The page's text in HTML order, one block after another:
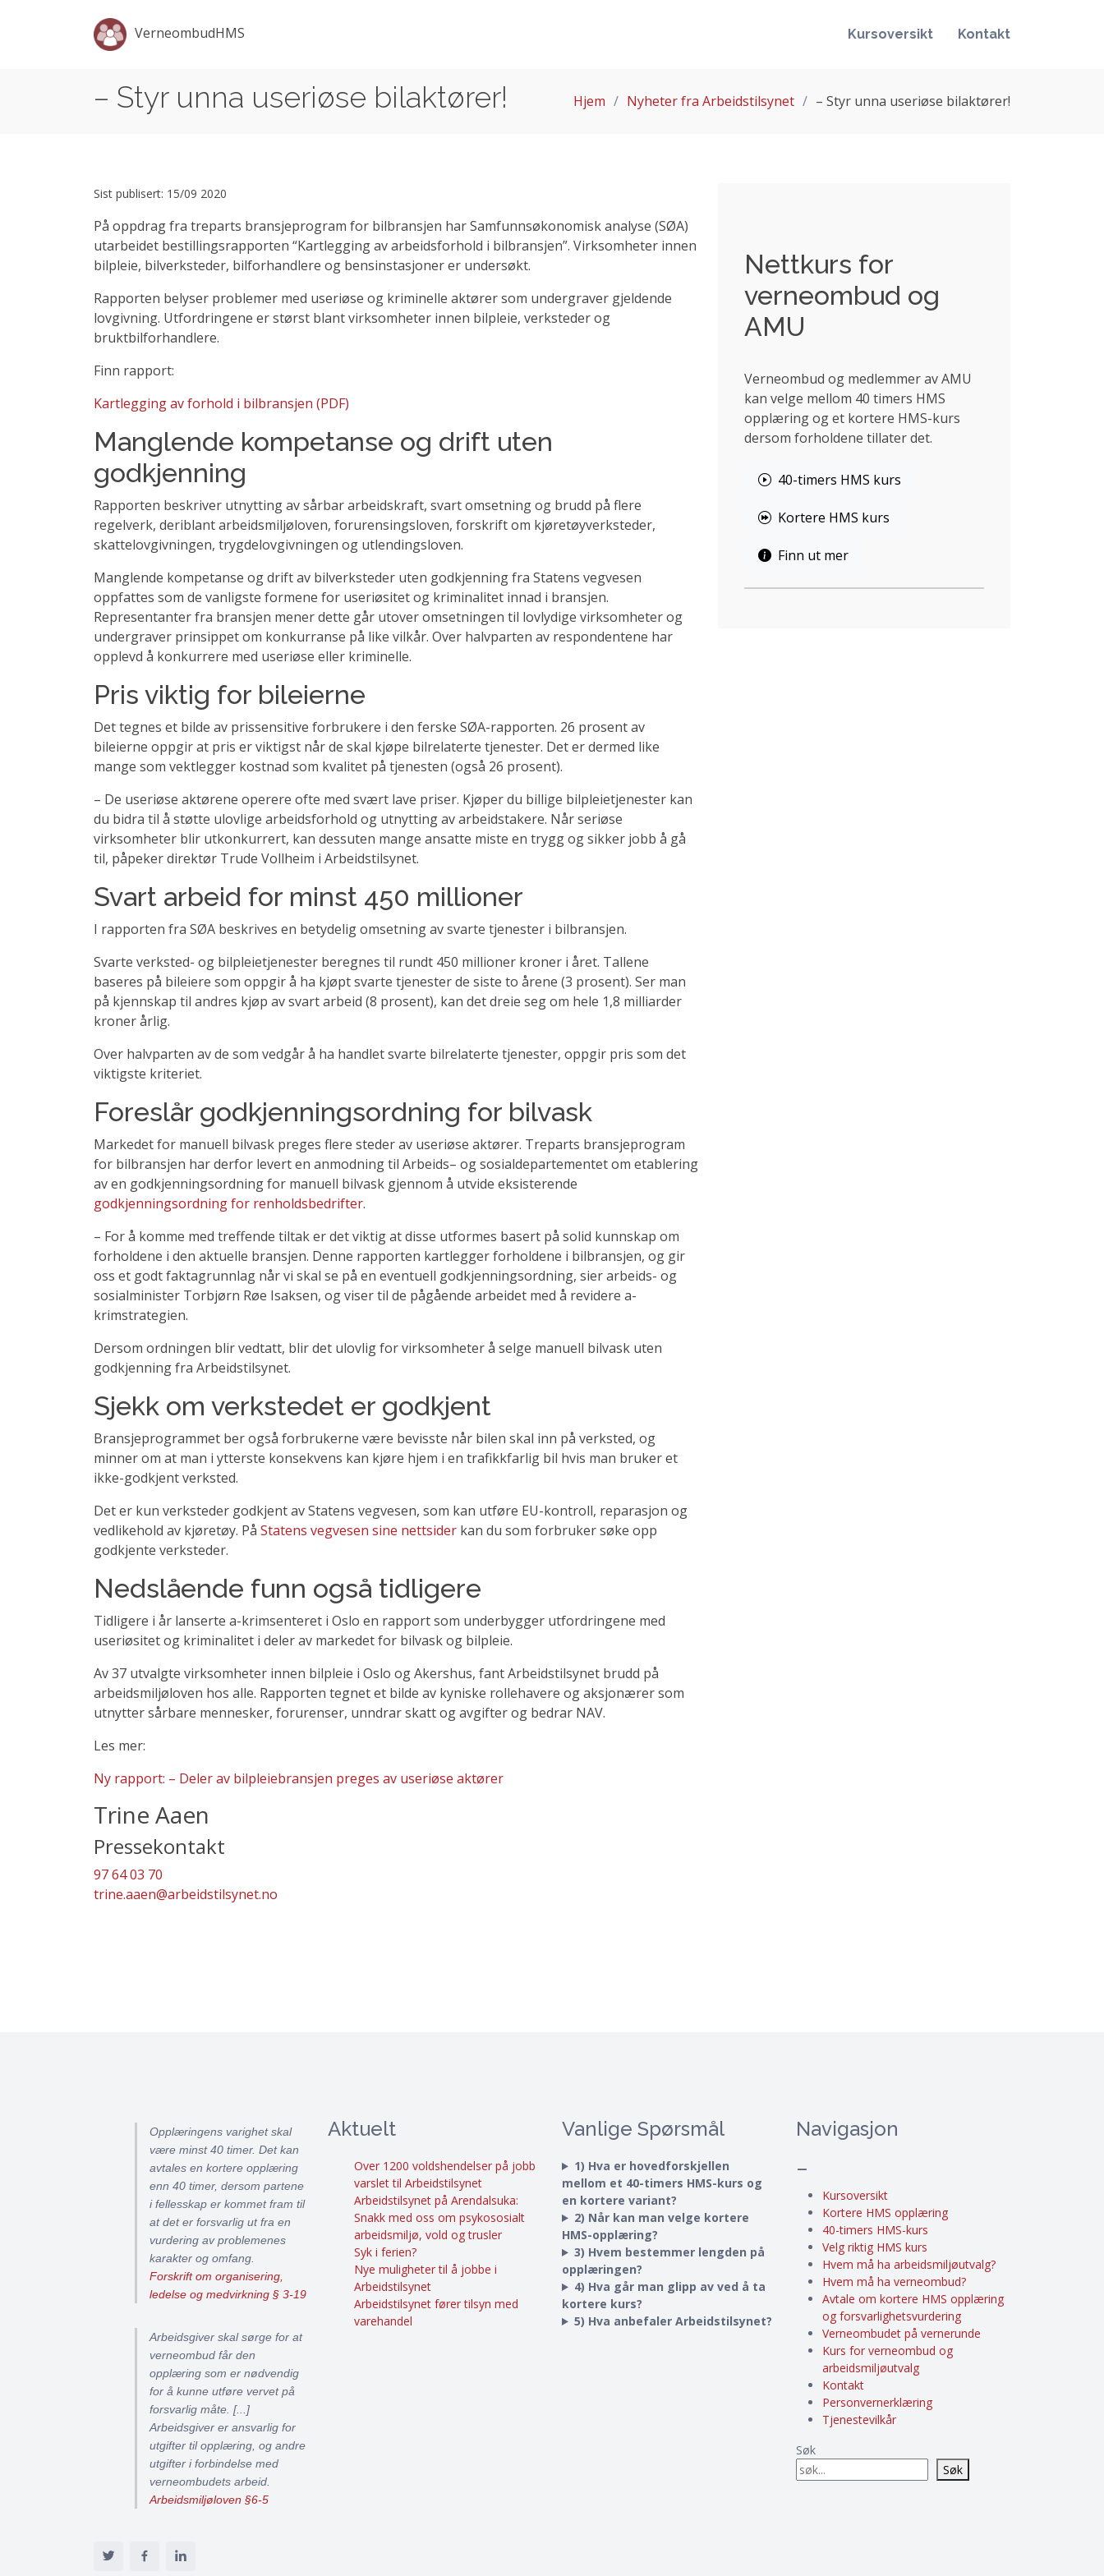
VerneombudHMS Kursoversikt Kontakt
– Styr unna useriøse bilaktører! Hjem Nyheter fra Arbeidstilsynet – Styr unna useriøse bilaktører!
Sist publisert: 15/09 2020
På oppdrag fra treparts bransjeprogram for bilbransjen har Samfunnsøkonomisk analyse (SØA)
utarbeidet bestillingsrapporten “Kartlegging av arbeidsforhold i bilbransjen”. Virksomheter innen
bilpleie, bilverksteder, bilforhandlere og bensinstasjoner er undersøkt.
Rapporten belyser problemer med useriøse og kriminelle aktører som undergraver gjeldende
lovgivning. Utfordringene er størst blant virksomheter innen bilpleie, verksteder og
bruktbilforhandlere.
Finn rapport:
Kartlegging av forhold i bilbransjen (PDF)
Manglende kompetanse og drift uten
godkjenning
Rapporten beskriver utnytting av sårbar arbeidskraft, svart omsetning og brudd på flere
regelverk, deriblant arbeidsmiljøloven, forurensingsloven, forskrift om kjøretøyverksteder,
skattelovgivningen, trygdelovgivningen og utlendingsloven.
Manglende kompetanse og drift av bilverksteder uten godkjenning fra Statens vegvesen
oppfattes som de vanligste formene for useriøsitet og kriminalitet innad i bransjen.
Representanter fra bransjen mener dette går utover omsetningen til lovlydige virksomheter og
undergraver prinsippet om konkurranse på like vilkår. Over halvparten av respondentene har
opplevd å konkurrere med useriøse eller kriminelle.
Pris viktig for bileierne
Det tegnes et bilde av prissensitive forbrukere i den ferske SØA-rapporten. 26 prosent av
bileierne oppgir at pris er viktigst når de skal kjøpe bilrelaterte tjenester. Det er dermed like
mange som vektlegger kostnad som kvalitet på tjenesten (også 26 prosent).
– De useriøse aktørene operere ofte med svært lave priser. Kjøper du billige bilpleietjenester kan
du bidra til å støtte ulovlige arbeidsforhold og utnytting av arbeidstakere. Når seriøse
virksomheter blir utkonkurrert, kan dessuten mange ansatte miste en trygg og sikker jobb å gå
til, påpeker direktør Trude Vollheim i Arbeidstilsynet.
Svart arbeid for minst 450 millioner
I rapporten fra SØA beskrives en betydelig omsetning av svarte tjenester i bilbransjen.
Svarte verksted- og bilpleietjenester beregnes til rundt 450 millioner kroner i året. Tallene
baseres på bileiere som oppgir å ha kjøpt svarte tjenester de siste to årene (3 prosent). Ser man
på kjennskap til andres kjøp av svart arbeid (8 prosent), kan det dreie seg om hele 1,8 milliarder
kroner årlig.
Over halvparten av de som vedgår å ha handlet svarte bilrelaterte tjenester, oppgir pris som det
viktigste kriteriet.
Foreslår godkjenningsordning for bilvask
Markedet for manuell bilvask preges flere steder av useriøse aktører. Treparts bransjeprogram
for bilbransjen har derfor levert en anmodning til Arbeids– og sosialdepartementet om etablering
av en godkjenningsordning for manuell bilvask gjennom å utvide eksisterende
godkjenningsordning for renholdsbedrifter.
– For å komme med treffende tiltak er det viktig at disse utformes basert på solid kunnskap om
forholdene i den aktuelle bransjen. Denne rapporten kartlegger forholdene i bilbransjen, og gir
oss et godt faktagrunnlag når vi skal se på en eventuell godkjenningsordning, sier arbeids- og
sosialminister Torbjørn Røe Isaksen, og viser til de pågående arbeidet med å revidere a-
krimstrategien.
Dersom ordningen blir vedtatt, blir det ulovlig for virksomheter å selge manuell bilvask uten
godkjenning fra Arbeidstilsynet.
Sjekk om verkstedet er godkjent
Bransjeprogrammet ber også forbrukerne være bevisste når bilen skal inn på verksted, og
minner om at man i ytterste konsekvens kan kjøre hjem i en trafikkfarlig bil hvis man bruker et
ikke-godkjent verksted.
Det er kun verksteder godkjent av Statens vegvesen, som kan utføre EU-kontroll, reparasjon og
vedlikehold av kjøretøy. På Statens vegvesen sine nettsider kan du som forbruker søke opp
godkjente verksteder.
Nedslående funn også tidligere
Tidligere i år lanserte a-krimsenteret i Oslo en rapport som underbygger utfordringene med
useriøsitet og kriminalitet i deler av markedet for bilvask og bilpleie.
Av 37 utvalgte virksomheter innen bilpleie i Oslo og Akershus, fant Arbeidstilsynet brudd på
arbeidsmiljøloven hos alle. Rapporten tegnet et bilde av kyniske rollehavere og aksjonærer som
utnytter sårbare mennesker, forurenser, unndrar skatt og avgifter og bedrar NAV.
Les mer:
Ny rapport: – Deler av bilpleiebransjen preges av useriøse aktører
Trine Aaen
Pressekontakt
97 64 03 70
trine.aaen@arbeidstilsynet.no
Nettkurs for
verneombud og
AMU
Verneombud og medlemmer av AMU
kan velge mellom 40 timers HMS
opplæring og et kortere HMS-kurs
dersom forholdene tillater det.
40-timers HMS kurs
Kortere HMS kurs
Finn ut mer
Opplæringens varighet skal
være minst 40 timer. Det kan
avtales en kortere opplæring
enn 40 timer, dersom partene
i fellesskap er kommet fram til
at det er forsvarlig ut fra en
vurdering av problemenes
karakter og omfang.
Forskrift om organisering,
ledelse og medvirkning § 3-19
Arbeidsgiver skal sørge for at
verneombud får den
opplæring som er nødvendig
for å kunne utføre vervet på
forsvarlig måte. [...]
Arbeidsgiver er ansvarlig for
utgifter til opplæring, og andre
utgifter i forbindelse med
verneombudets arbeid.
Arbeidsmiljøloven §6-5
Aktuelt
Over 1200 voldshendelser på jobb
varslet til Arbeidstilsynet
Arbeidstilsynet på Arendalsuka:
Snakk med oss om psykososialt
arbeidsmiljø, vold og trusler
Syk i ferien?
Nye muligheter til å jobbe i
Arbeidstilsynet
Arbeidstilsynet fører tilsyn med
varehandel
Vanlige Spørsmål
1) Hva er hovedforskjellen
mellom et 40-timers HMS-kurs og
en kortere variant?
2) Når kan man velge kortere
HMS-opplæring?
3) Hvem bestemmer lengden på
opplæringen?
4) Hva går man glipp av ved å ta
kortere kurs?
5) Hva anbefaler Arbeidstilsynet?
Navigasjon
–
Kursoversikt
Kortere HMS opplæring
40-timers HMS-kurs
Velg riktig HMS kurs
Hvem må ha arbeidsmiljøutvalg?
Hvem må ha verneombud?
Avtale om kortere HMS opplæring
og forsvarlighetsvurdering
Verneombudet på vernerunde
Kurs for verneombud og
arbeidsmiljøutvalg
Kontakt
Personvernerklæring
Tjenestevilkår
Søk
Søk